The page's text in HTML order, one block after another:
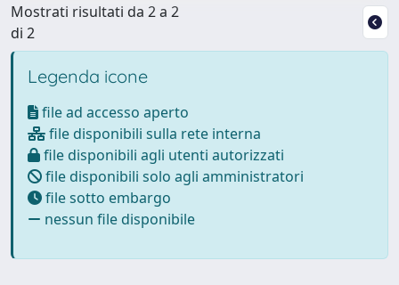
Mostrati risultati da 2 a 2
di 2
Legenda icone
file ad accesso aperto
file disponibili sulla rete interna
file disponibili agli utenti autorizzati
file disponibili solo agli amministratori
file sotto embargo
nessun file disponibile